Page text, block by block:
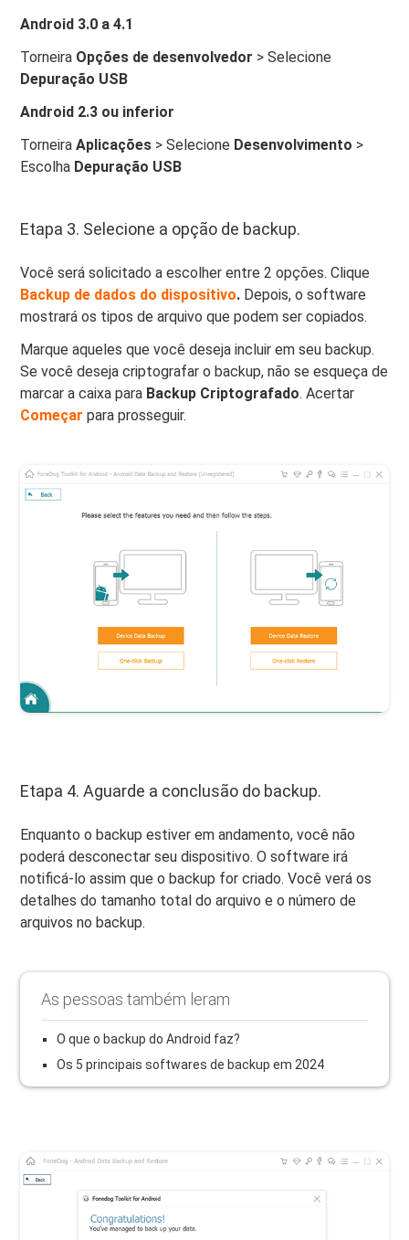
Android 3.0 a 4.1
Torneira Opções de desenvolvedor > Selecione
Depuração USB
Android 2.3 ou inferior
TorneiraAplicações > Selecione Desenvolvimento >
Escolha Depuração USB
Etapa 3. Selecione a opção de backup.
Você será solicitado a escolher entre 2 opções. Clique
Backup de dados do dispositivo. Depois, o software
mostrará os tipos de arquivo que podem ser copiados.
Marque aqueles que você deseja incluir em seu backup.
Se você deseja criptografar o backup, não se esqueça de
marcar a caixa para Backup Criptografado. Acertar
Começar para prosseguir.
Etapa 4. Aguarde a conclusão do backup.
Enquanto o backup estiver em andamento, você não
poderá desconectar seu dispositivo. O software irá
notificá-lo assim que o backup for criado. Você verá os
detalhes do tamanho total do arquivo e o número de
arquivos no backup.
As pessoas também leram
O que o backup do Android faz?
Os 5 principais softwares de backup em 2024